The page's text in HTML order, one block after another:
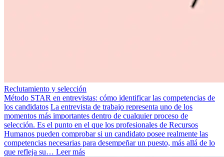
Reclutamiento y selección
Método STAR en entrevistas: cómo identificar las competencias de
los candidatos La entrevista de trabajo representa uno de los
momentos más importantes dentro de cualquier proceso de
selección. Es el punto en el que los profesionales de Recursos
Humanos pueden comprobar si un candidato posee realmente las
competencias necesarias para desempeñar un puesto, más allá de lo
que refleja su… Leer más